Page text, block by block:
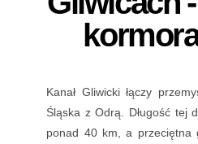
Kanał Gliwicki łączy
Śląska z Odrą. Długość tej
ponad 40 km, a przeciętna